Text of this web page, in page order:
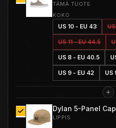
TÄMÄ TUOTE
KOKO
US 10 - EU 43
US 11 - EU 44.5
US 8 - EU 40.5
US 9 - EU 42 US
LIPPIS